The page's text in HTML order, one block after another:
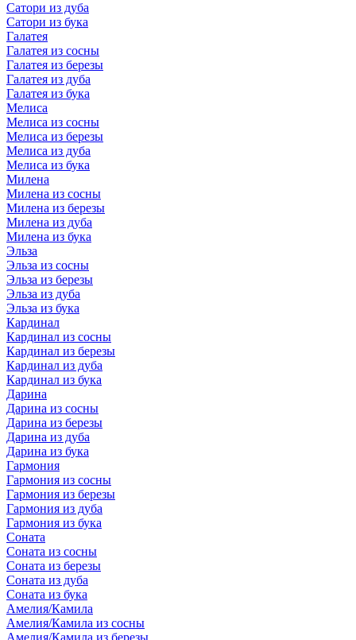
Сатори из дуба
Сатори из бука
Галатея
Галатея из сосны
Галатея из березы
Галатея из дуба
Галатея из бука
Мелиса
Мелиса из сосны
Мелиса из березы
Мелиса из дуба
Мелиса из бука
Милена
Милена из сосны
Милена из березы
Милена из дуба
Милена из бука
Эльза
Эльза из сосны
Эльза из березы
Эльза из дуба
Эльза из бука
Кардинал
Кардинал из сосны
Кардинал из березы
Кардинал из дуба
Кардинал из бука
Дарина
Дарина из сосны
Дарина из березы
Дарина из дуба
Дарина из бука
Гармония
Гармония из сосны
Гармония из березы
Гармония из дуба
Гармония из бука
Соната
Соната из сосны
Соната из березы
Соната из дуба
Соната из бука
Амелия/Камила
Амелия/Камила из сосны
Амелия/Камила из березы